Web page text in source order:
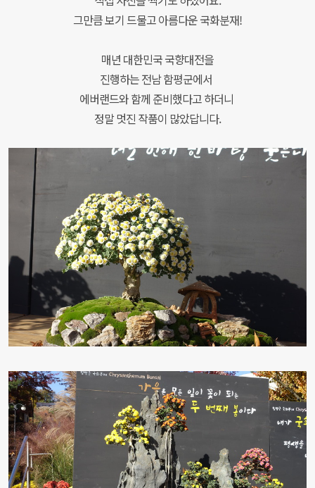
그만큼 보기 드물고 아름다운 국화분재!
매년 대한민국 국향대전을
진행하는 전남 함평군에서
에버랜드와 함께 준비했다고 하더니
정말 멋진 작품이 많았답니다.